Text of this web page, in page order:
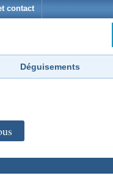
contact
Déguisements